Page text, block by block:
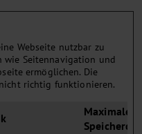
Webseite nutzbar zu
wie Seitennavigation und
ermöglichen. Die
richtig funktionieren.
Maximale